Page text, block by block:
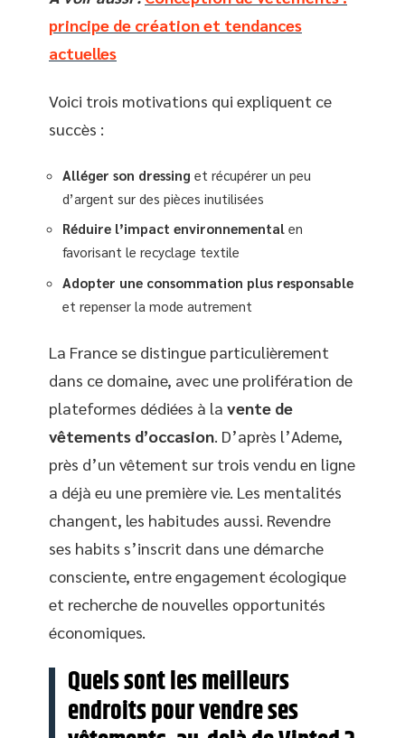
principe de création et tendances
actuelles
Voici trois motivations qui expliquent ce
succès :
Alléger son dressing et récupérer un peu
d’argent sur des pièces inutilisées
Réduire l’impact environnemental en
favorisant le recyclage textile
Adopter une consommation plus responsable
et repenser la mode autrement
La France se distingue particulièrement
dans ce domaine, avec une prolifération de
plateformes dédiées à la vente de
vêtements d’occasion. D’après l’Ademe,
près d’un vêtement sur trois vendu en ligne
a déjà eu une première vie. Les mentalités
changent, les habitudes aussi. Revendre
ses habits s’inscrit dans une démarche
consciente, entre engagement écologique
et recherche de nouvelles opportunités
économiques.
Quels sont les meilleurs
endroits pour vendre ses